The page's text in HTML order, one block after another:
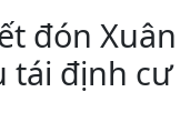
đón Xuân
tái định cư